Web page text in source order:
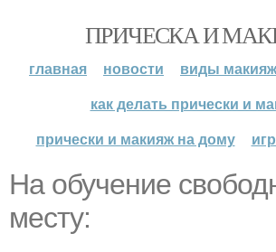
ПРИЧЕСКА И
главная новости
виды
как делать прически и
прически и макияж на дому
На обучение
месту: